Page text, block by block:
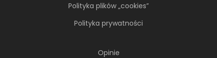
Polityka plików „cookies”
Polityka prywatności
Opinie